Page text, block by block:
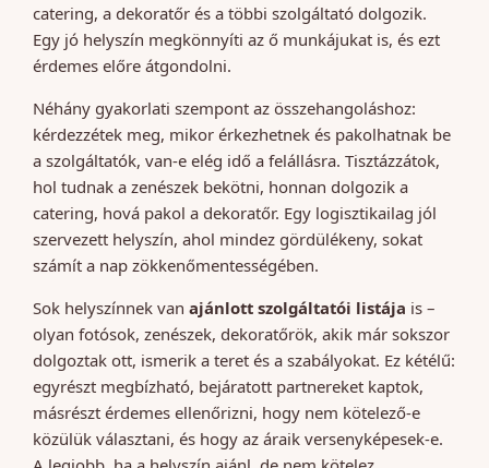
catering, a dekoratőr és a többi szolgáltató dolgozik.
Egy jó helyszín megkönnyíti az ő munkájukat is, és ezt
érdemes előre átgondolni.
Néhány gyakorlati szempont az összehangoláshoz:
kérdezzétek meg, mikor érkezhetnek és pakolhatnak be
a szolgáltatók, van-e elég idő a felállásra. Tisztázzátok,
hol tudnak a zenészek bekötni, honnan dolgozik a
catering, hová pakol a dekoratőr. Egy logisztikailag jól
szervezett helyszín, ahol mindez gördülékeny, sokat
számít a nap zökkenőmentességében.
Sok helyszínnek van ajánlott szolgáltatói listája is –
olyan fotósok, zenészek, dekoratőrök, akik már sokszor
dolgoztak ott, ismerik a teret és a szabályokat. Ez kétélű:
egyrészt megbízható, bejáratott partnereket kaptok,
másrészt érdemes ellenőrizni, hogy nem kötelező-e
közülük választani, és hogy az áraik versenyképesek-e.